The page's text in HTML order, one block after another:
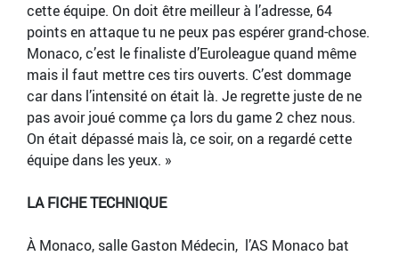
cette équipe. On doit être meilleur à l’adresse, 64
points en attaque tu ne peux pas espérer grand-chose.
Monaco, c’est le finaliste d’Euroleague quand même
mais il faut mettre ces tirs ouverts. C’est dommage
car dans l’intensité on était là. Je regrette juste de ne
pas avoir joué comme ça lors du game 2 chez nous.
On était dépassé mais là, ce soir, on a regardé cette
équipe dans les yeux. »
LA FICHE TECHNIQUE
À Monaco, salle Gaston Médecin, l’AS Monaco bat